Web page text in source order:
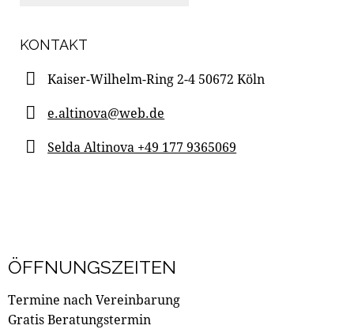
KONTAKT
Kaiser-Wilhelm-Ring 2-4 50672 Köln
e.altinova@web.de
Selda Altinova +49 177 9365069
ÖFFNUNGSZEITEN
Termine nach Vereinbarung
Gratis Beratungstermin